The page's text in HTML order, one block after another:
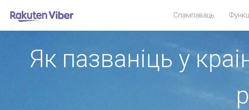
Спампаваць
Як пазваніць у